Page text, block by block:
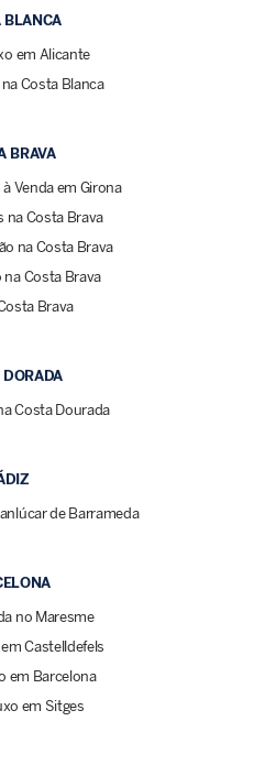
BLANCA
em Alicante
Costa Blanca
BRAVA
Venda em Girona
na Costa Brava
na Costa Brava
na Costa Brava
Brava
DORADA
Costa Dourada
de Barrameda
no Maresme
Castelldefels
em Barcelona
em Sitges